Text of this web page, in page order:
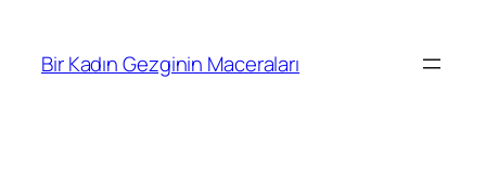
Bir Kadın Gezginin Maceraları